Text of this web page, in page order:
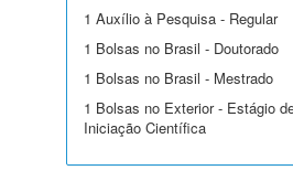
1 Auxílio à Pesquisa - Regular
1 Bolsas no Brasil - Doutorado
1 Bolsas no Brasil - Mestrado
1 Bolsas no Exterior - Estágio
Iniciação Científica